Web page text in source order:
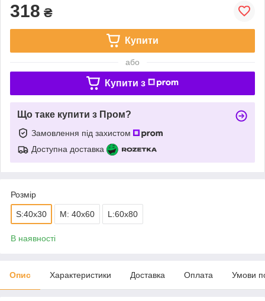
318 ₴
Купити
або
Купити з
Що таке купити з Пром?
Замовлення під захистом
Доступна доставка
Розмір
S:40x30 M: 40x60 L:60x80
В наявності
Опис Характеристики Доставка Оплата Умови